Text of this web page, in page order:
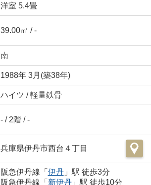
洋室 5.4畳
39.00㎡ / -
南
1988年 3月(築38年)
ハイツ / 軽量鉄骨
- / 2階 / -
兵庫県伊丹市西台４丁目
阪急伊丹線「 伊丹」駅 徒歩3分
阪急伊丹線「 新伊丹」駅 徒歩10分